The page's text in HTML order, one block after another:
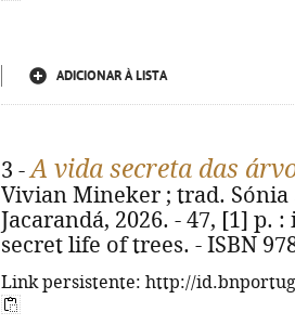
ADICIONAR À LISTA
3 -A vida secreta das
Vivian Mineker ; trad. Sónia
Jacarandá, 2026. - 47, [1] p.
secret life of trees. - ISBN
Link persistente: http://